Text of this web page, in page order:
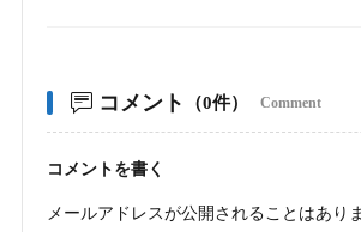
コメント （0件） Comment
コメントを書く
メールアドレスが公開されることはあり